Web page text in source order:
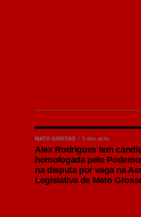
Ao comentar a
confiança e afirmou
MATO GROSSO 3 dias atrás
Alex Rodrigues tem
homologada pelo
na disputa por vaga na
Legislativa de Mato